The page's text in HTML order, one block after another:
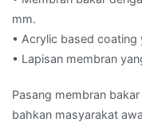
mm.
• Acrylic based coating
• Lapisan membran
Pasang membran
bahkan masyarakat